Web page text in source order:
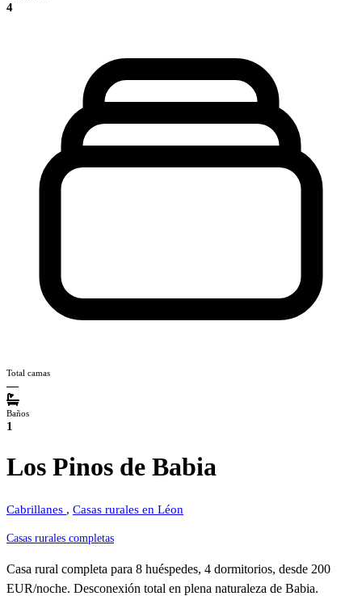
4
Total camas
—
Baños
1
Los Pinos de Babia
Cabrillanes , Casas rurales en Léon
Casas rurales completas
Casa rural completa para 8 huéspedes, 4 dormitorios, desde 200
EUR/noche. Desconexión total en plena naturaleza de Babia.